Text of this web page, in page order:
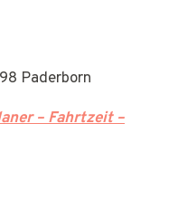
Paderborn
– Fahrtzeit –